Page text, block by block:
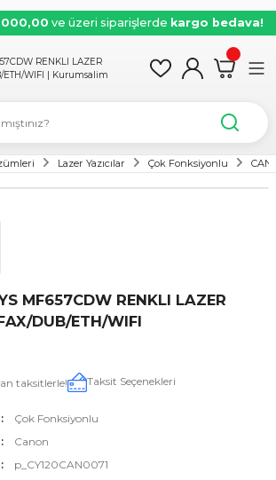
ve üzeri siparişlerde kargo bedava!
Lazer Yazıcılar Çok Fonksiyonlu
MF657CDW RENKLI LAZER
DUB/ETH/WIFI
taksitlerle! Taksit Seçenekleri
Çok Fonksiyonlu
Canon
p_CY120CAN0071